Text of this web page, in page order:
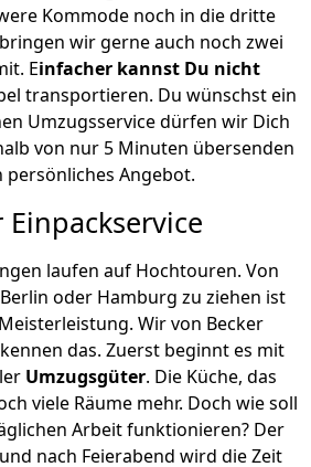
Kommode noch in die dritte
wir gerne auch noch zwei
Einfacher kannst Du nicht
transportieren. Du wünschst ein
Umzugsservice dürfen wir Dich
von nur 5 Minuten übersenden
persönliches Angebot.
Einpackservice
laufen auf Hochtouren. Von
oder Hamburg zu ziehen ist
Wir von Becker
das. Zuerst beginnt es mit
Umzugsgüter. Die Küche, das
viele Räume mehr. Doch wie soll
Arbeit funktionieren? Der
nach Feierabend wird die Zeit